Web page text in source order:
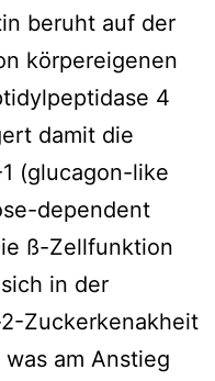
beruht auf der
körpereigenen
4
damit die
(glucagon-like
dependent
ß-Zellfunktion
in der
Zuckerkenakheit
am Anstieg